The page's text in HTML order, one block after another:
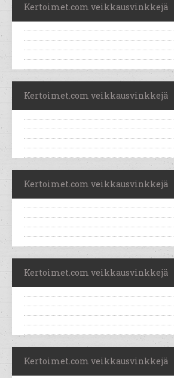
Kertoimet.com veikkausvinkkejä
Kertoimet.com veikkausvinkkejä
Kertoimet.com veikkausvinkkejä
Kertoimet.com veikkausvinkkejä
Kertoimet.com veikkausvinkkejä